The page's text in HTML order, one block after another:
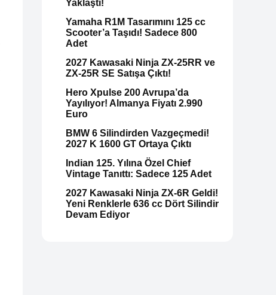
Yaklaştı!
Yamaha R1M Tasarımını 125 cc
Scooter’a Taşıdı! Sadece 800
Adet
2027 Kawasaki Ninja ZX-25RR ve
ZX-25R SE Satışa Çıktı!
Hero Xpulse 200 Avrupa’da
Yayılıyor! Almanya Fiyatı 2.990
Euro
BMW 6 Silindirden Vazgeçmedi!
2027 K 1600 GT Ortaya Çıktı
Indian 125. Yılına Özel Chief
Vintage Tanıttı: Sadece 125 Adet
2027 Kawasaki Ninja ZX-6R Geldi!
Yeni Renklerle 636 cc Dört Silindir
Devam Ediyor